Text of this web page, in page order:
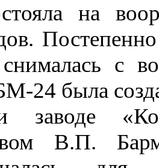
на
с
24 была
В.П.